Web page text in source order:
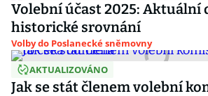
Volební účast 2025: Aktuální
historické srovnání
Volby do Poslanecké sněmovny
AKTUALIZOVÁNO
Jak se stát členem volební